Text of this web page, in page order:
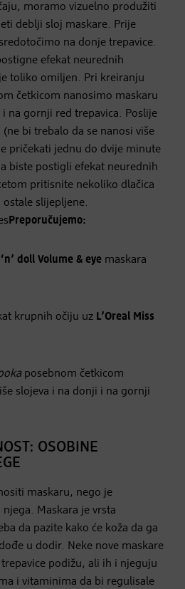
moramo vizuelno produžiti
deblji sloj maskare. Prije
na donje trepavice.
efekat neurednih
toliko omiljen. Pri kreiranju
četkicom nanosimo maskaru
na gornji red trepavica. Poslije
bi trebalo da se nanosi više
pričekati jednu do dvije minute
biste postigli efekat neurednih
pritisnite nekoliko dlačica
slijepljene.
Preporučujemo:
doll Volume & eye maskara
krupnih očiju uz L’Oreal Miss
posebnom četkicom
slojeva i na donji i na gornji
OSOBINE
maskaru, nego je
Maskara je vrsta
da pazite kako će koža da ga
u dodir. Neke nove maskare
podižu, ali ih i njeguju
i vitaminima da bi regulisale